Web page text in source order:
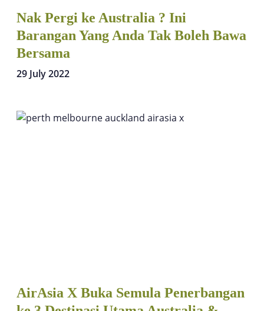
Nak Pergi ke Australia ? Ini
Barangan Yang Anda Tak Boleh Bawa
Bersama
29 July 2022
AirAsia X Buka Semula Penerbangan